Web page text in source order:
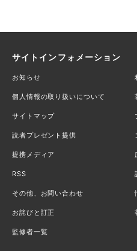
サイトインフォメーション
お知らせ
個人情報の取り扱いについて
サイトマップ
読者プレゼント提供
提携メディア
RSS
その他、お問い合わせ
お詫びと訂正
監修者一覧